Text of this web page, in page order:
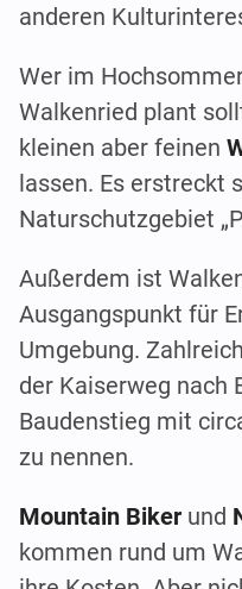
anderen
Wer im
Walkenried plant
kleinen aber feinen
lassen. Es erstreckt
Naturschutzgebiet
Außerdem ist
Ausgangspunkt für
Umgebung.
der Kaiserweg nach
Baudenstieg mit
zu nennen.
Mountain Biker und
kommen rund um